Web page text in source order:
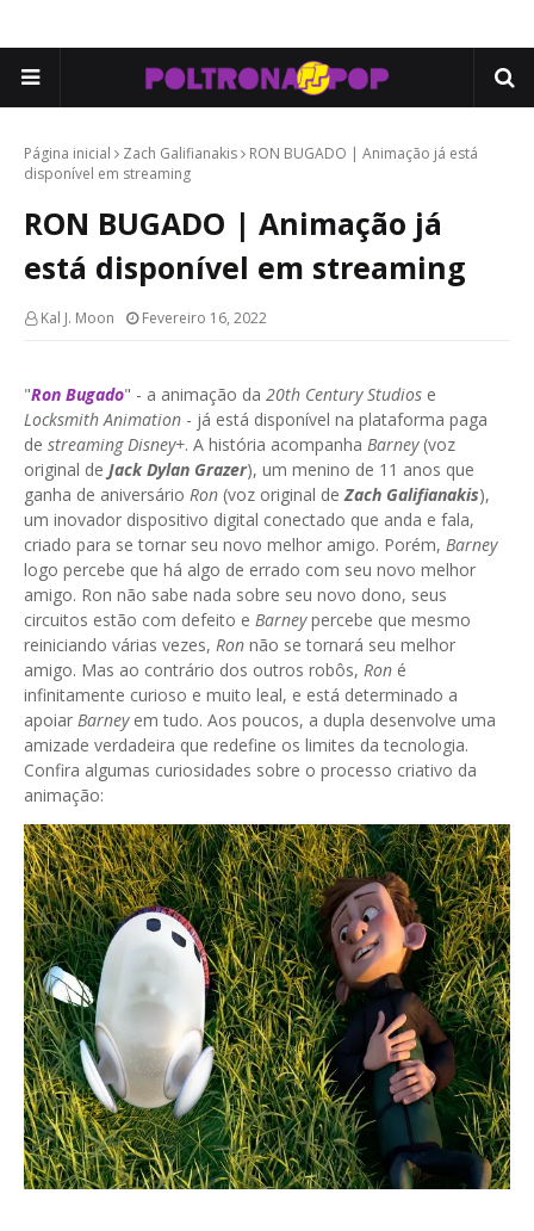
Página inicial Zach Galifianakis
RON BUGADO | Animação já está
disponível em streaming
RON BUGADO | Animação já
está disponível em streaming
Kal J. Moon Fevereiro 16, 2022
"Ron Bugado" - a animação da 20th Century Studios e
Locksmith Animation - já está disponível na plataforma paga
de streaming Disney+. A história acompanha Barney(voz
original de Jack Dylan Grazer), um menino de 11 anos que
ganha de aniversário Ron (voz original deZach Galifianakis),
um inovador dispositivo digital conectado que anda e fala,
criado para se tornar seu novo melhor amigo. Porém, Barney
logo percebe que há algo de errado com seu novo melhor
amigo. Ron não sabe nada sobre seu novo dono, seus
circuitos estão com defeito e Barneypercebe que mesmo
reiniciando várias vezes, Ron não se tornará seu melhor
amigo. Mas ao contrário dos outros robôs, Ron é
infinitamente curioso e muito leal, e está determinado a
apoiar Barneyem tudo. Aos poucos, a dupla desenvolve uma
amizade verdadeira que redefine os limites da tecnologia.
Confira algumas curiosidades sobre o processo criativo da
animação: